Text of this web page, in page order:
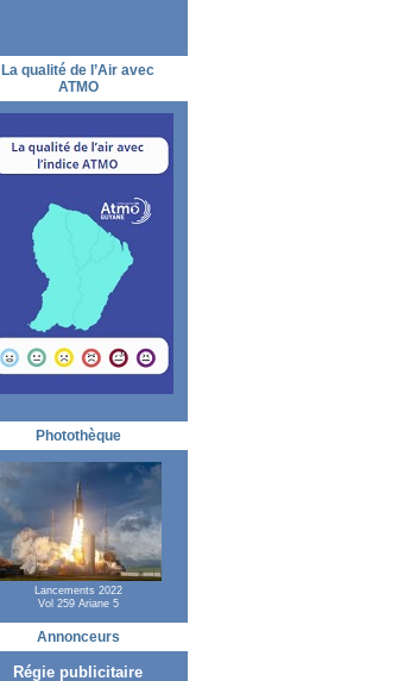
La qualité de l’Air avec
ATMO
Photothèque
Lancements 2022
Vol 259 Ariane 5
Annonceurs
Régie publicitaire